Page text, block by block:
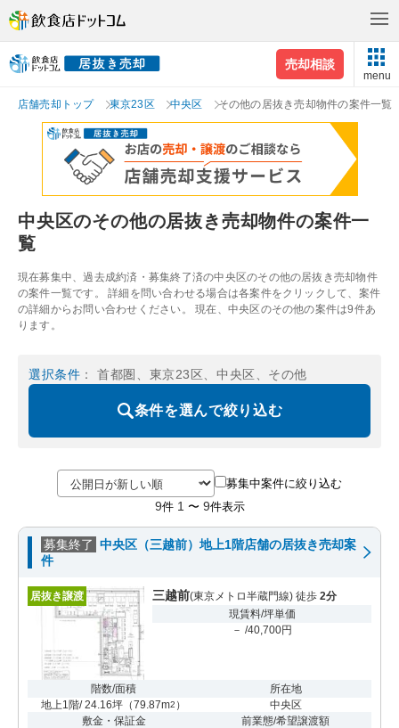
売却相談
menu
店舗売却トップ 東京23区 中央区 その他の居抜き売却物件の案件一覧
中央区のその他の居抜き売却物件の案件一
覧
現在募集中、過去成約済・募集終了済の中央区のその他の居抜き売却物件
の案件一覧です。 詳細を問い合わせる場合は各案件をクリックして、案件
の詳細からお問い合わせください。 現在、中央区のその他の案件は9件あ
ります。
選択条件 ： 首都圏、東京23区、中央区、その他
条件を選んで絞り込む
募集中案件に絞り込む
9件 1 〜 9件表示
募集終了 中央区（三越前）地上1階店舗の居抜き売却案
件
居抜き譲渡 三越前(東京メトロ半蔵門線) 徒歩 2分
現賃料/坪単価
－ /40,700円
階数/面積
地上1階/ 24.16坪 （79.87m2 ）
所在地
中央区
敷金・保証金
前業態/希望譲渡額